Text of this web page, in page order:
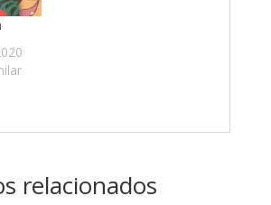
relacionados